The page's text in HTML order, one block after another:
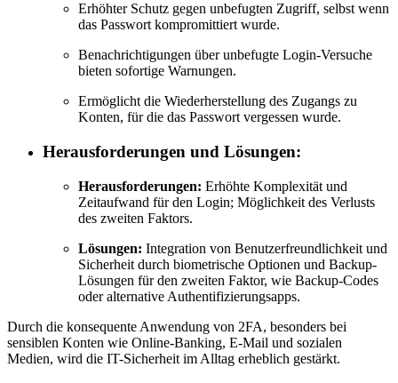
Erhöhter Schutz gegen unbefugten Zugriff, selbst wenn
das Passwort kompromittiert wurde.
Benachrichtigungen über unbefugte Login-Versuche
bieten sofortige Warnungen.
Ermöglicht die Wiederherstellung des Zugangs zu
Konten, für die das Passwort vergessen wurde.
Herausforderungen und Lösungen:
Herausforderungen: Erhöhte Komplexität und
Zeitaufwand für den Login; Möglichkeit des Verlusts
des zweiten Faktors.
Lösungen: Integration von Benutzerfreundlichkeit und
Sicherheit durch biometrische Optionen und Backup-
Lösungen für den zweiten Faktor, wie Backup-Codes
oder alternative Authentifizierungsapps.
Durch die konsequente Anwendung von 2FA, besonders bei
sensiblen Konten wie Online-Banking, E-Mail und sozialen
Medien, wird die IT-Sicherheit im Alltag erheblich gestärkt.